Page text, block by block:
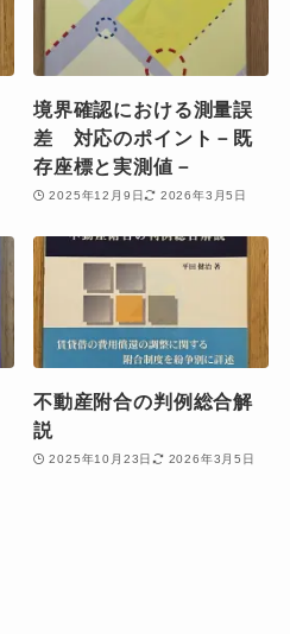
境界確認における測量誤
差 対応のポイント－既
存座標と実測値－
2025年12月9日 2026年3月5日
不動産附合の判例総合解
説
2025年10月23日 2026年3月5日